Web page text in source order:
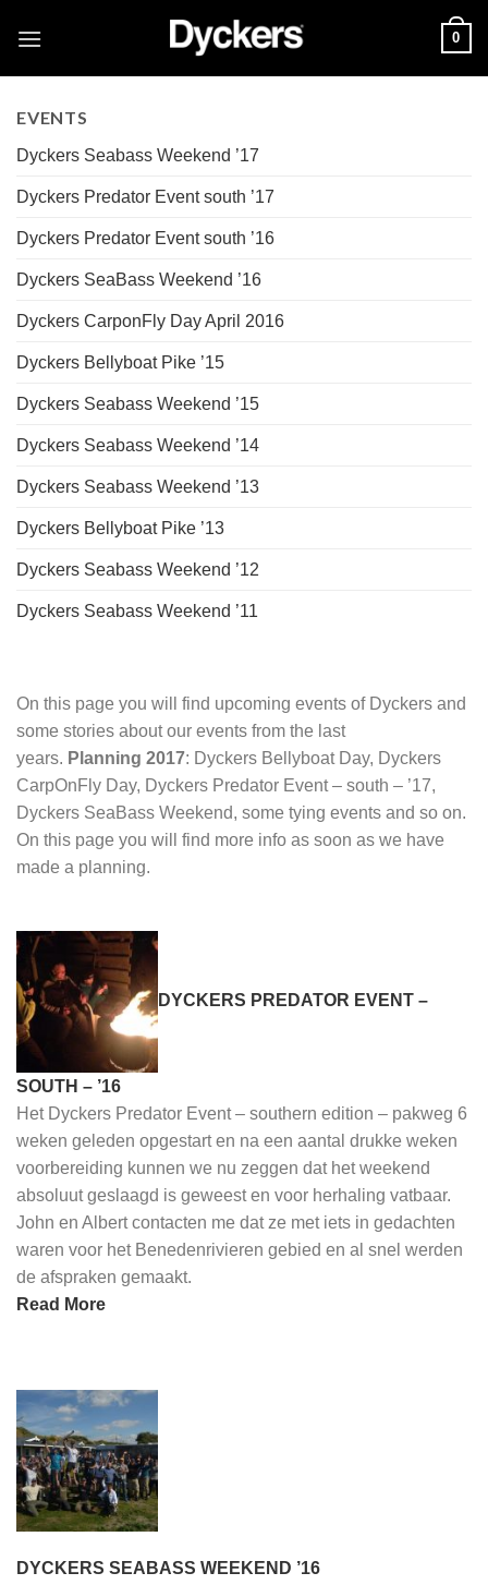
0
EVENTS
Dyckers Seabass Weekend ’17
Dyckers Predator Event south ’17
Dyckers Predator Event south ’16
Dyckers SeaBass Weekend ’16
Dyckers CarponFly Day April 2016
Dyckers Bellyboat Pike ’15
Dyckers Seabass Weekend ’15
Dyckers Seabass Weekend ’14
Dyckers Seabass Weekend ’13
Dyckers Bellyboat Pike ’13
Dyckers Seabass Weekend ’12
Dyckers Seabass Weekend ’11
On this page you will find upcoming events of Dyckers and
some stories about our events from the last
years. Planning 2017: Dyckers Bellyboat Day, Dyckers
CarpOnFly Day, Dyckers Predator Event – south – ’17,
Dyckers SeaBass Weekend, some tying events and so on.
On this page you will find more info as soon as we have
made a planning.
DYCKERS PREDATOR EVENT –
SOUTH – ’16
Het Dyckers Predator Event – southern edition – pakweg 6
weken geleden opgestart en na een aantal drukke weken
voorbereiding kunnen we nu zeggen dat het weekend
absoluut geslaagd is geweest en voor herhaling vatbaar.
John en Albert contacten me dat ze met iets in gedachten
waren voor het Benedenrivieren gebied en al snel werden
de afspraken gemaakt.
Read More
DYCKERS SEABASS WEEKEND ’16